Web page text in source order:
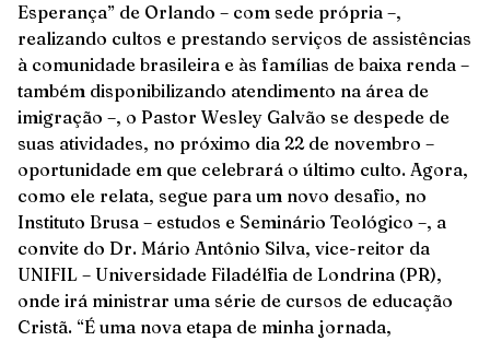
Esperança” de Orlando – com sede própria –,
realizando cultos e prestando serviços de assistências
à comunidade brasileira e às famílias de baixa renda –
também disponibilizando atendimento na área de
imigração –, o Pastor Wesley Galvão se despede de
suas atividades, no próximo dia 22 de novembro –
oportunidade em que celebrará o último culto. Agora,
como ele relata, segue para um novo desafio, no
Instituto Brusa – estudos e Seminário Teológico –, a
convite do Dr. Mário Antônio Silva, vice-reitor da
UNIFIL – Universidade Filadélfia de Londrina (PR),
onde irá ministrar uma série de cursos de educação
Cristã. “É uma nova etapa de minha jornada,